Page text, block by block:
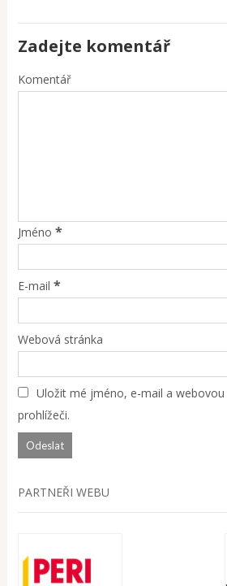
Zadejte komentář
Komentář
Jméno *
E-mail *
Webová stránka
Uložit mé jméno, e-mail a
prohlížeči.
PARTNEŘI WEBU